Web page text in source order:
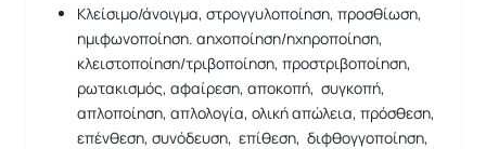
Κλείσιμο/άνοιγμα, στρογγυλοποίηση, προσθίωση,
ημιφωνοποίηση. αηχοποίηση/ηχηροποίηση,
κλειστοποίηση/τριβοποίηση, προστριβοποίηση,
ρωτακισμός, αφαίρεση, αποκοπή, συγκοπή,
απλοποίηση, απλολογία, ολική απώλεια, πρόσθεση,
επένθεση, συνόδευση, επίθεση, διφθογγοποίηση,